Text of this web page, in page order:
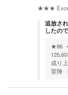
★★★
追放さ
したの
★86
成り
冒険